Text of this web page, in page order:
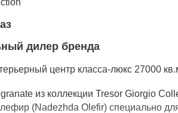
дилер бренда
центр класса-люкс 27000
из коллекции Tresor Giorgio
(Nadezhda Olefir) специально